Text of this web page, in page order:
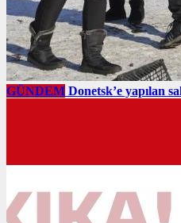
GÜNDEM Donetsk’e yapılan